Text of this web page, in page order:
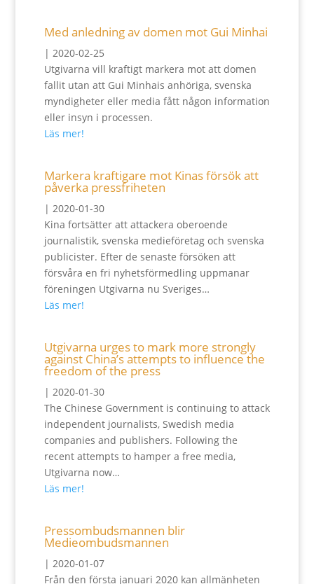
Med anledning av domen mot Gui Minhai
| 2020-02-25
Utgivarna vill kraftigt markera mot att domen
fallit utan att Gui Minhais anhöriga, svenska
myndigheter eller media fått någon information
eller insyn i processen.
Läs mer!
Markera kraftigare mot Kinas försök att
påverka pressfriheten
| 2020-01-30
Kina fortsätter att attackera oberoende
journalistik, svenska medieföretag och svenska
publicister. Efter de senaste försöken att
försvåra en fri nyhetsförmedling uppmanar
föreningen Utgivarna nu Sveriges…
Läs mer!
Utgivarna urges to mark more strongly
against China’s attempts to influence the
freedom of the press
| 2020-01-30
The Chinese Government is continuing to attack
independent journalists, Swedish media
companies and publishers. Following the
recent attempts to hamper a free media,
Utgivarna now…
Läs mer!
Pressombudsmannen blir
Medieombudsmannen
| 2020-01-07
Från den första januari 2020 kan allmänheten